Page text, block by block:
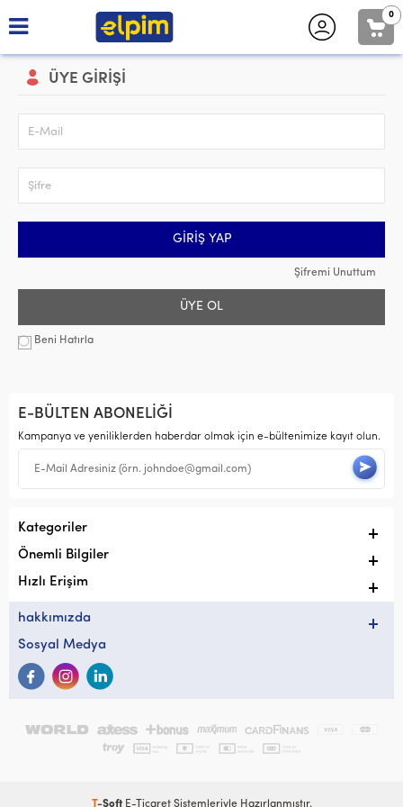
0
ÜYE GIRIŞI
E-Mail
Şifre
GIRIŞ YAP
Şifremi Unuttum
ÜYE OL
Beni Hatırla
E-BÜLTEN ABONELİĞİ
Kampanya ve yeniliklerden haberdar olmak için e-bültenimize kayıt olun.
Kategoriler
Önemli Bilgiler
Hızlı Erişim
hakkımızda
Sosyal Medya
T-Soft E-TicaretSistemleriyle Hazırlanmıştır.